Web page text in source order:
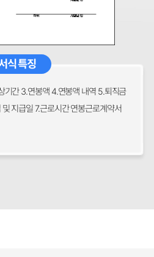
식 특징
기간 3.연봉액 4.연봉액 내역 5.퇴직금
지급일 7.근로시간 연봉근로계약서